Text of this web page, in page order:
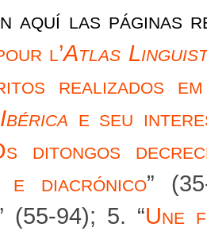
aquí las páginas
l’Atlas
realizados
e seu
ditongos
e diacrónico”
(55-94); 5. “Une